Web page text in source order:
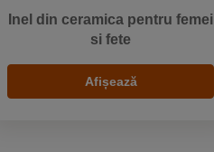
Inel din ceramica pentru femei
si fete
Afișează